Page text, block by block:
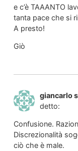
e c’è TAAANTO
tanta pace che si
A presto!
Giò
giancarlo
detto:
Confusione.
Discrezionalità
ciò che è male.